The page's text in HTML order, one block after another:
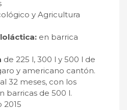
y Agricultura
en barrica
de 225 l, 300 l y 500 l de
y americano cantón.
32 meses, con los
barricas de 500 l.
2015